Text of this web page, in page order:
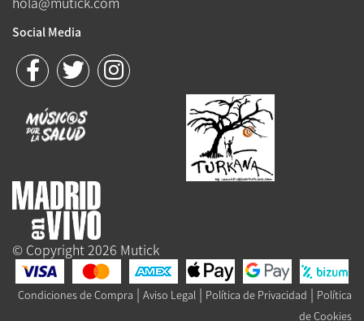
Social Media
© Copyright 2026 Mutick
Condiciones de Compra | Aviso Legal | Política de Privacidad | Política
de Cookies